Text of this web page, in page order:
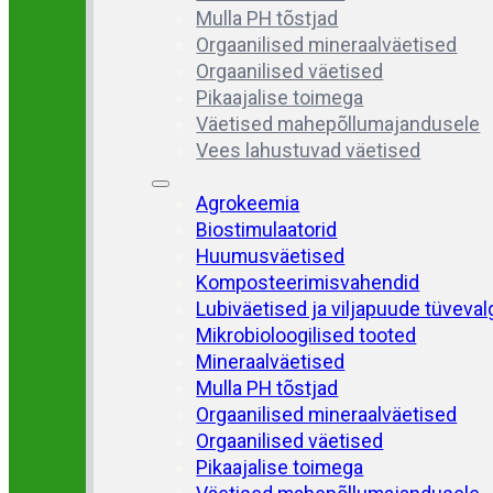
Mulla PH tõstjad
Orgaanilised mineraalväetised
Orgaanilised väetised
Pikaajalise toimega
Väetised mahepõllumajandusele
Vees lahustuvad väetised
Agrokeemia
Biostimulaatorid
Huumusväetised
Komposteerimisvahendid
Lubiväetised ja viljapuude
Mikrobioloogilised tooted
Mineraalväetised
Mulla PH tõstjad
Orgaanilised mineraalväetised
Orgaanilised väetised
Pikaajalise toimega